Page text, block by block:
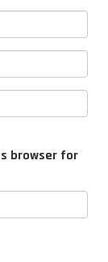
browser for